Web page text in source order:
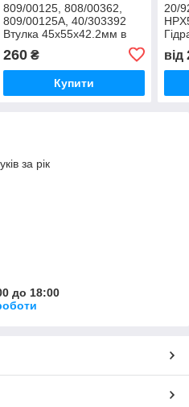
809/00125, 808/00362,
809/00125A, 40/303392
Втулка 45х55х42.2мм в
кріплення тяги заднього
ковша до ручки JCB 3CX,
3CX Super, 4CX
260₴
Купити
20/
від
за рік
до 18:00